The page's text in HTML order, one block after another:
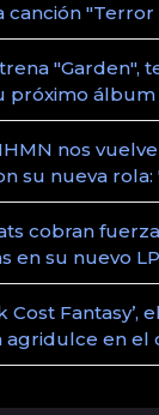
canción "Terror
"Garden",
próximo álbum
nos
su nueva
cobran
en su nuevo LP,
Cost Fantasy’,
en el